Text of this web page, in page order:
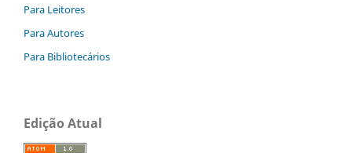
Para Leitores
Para Autores
Para Bibliotecários
Edição Atual